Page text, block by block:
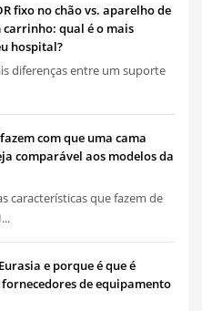
fixo no chão vs. aparelho de
qual é o mais
hospital?
diferenças entre um suporte
com que uma cama
comparável aos modelos da
características que fazem de
e porque é que é
de equipamento